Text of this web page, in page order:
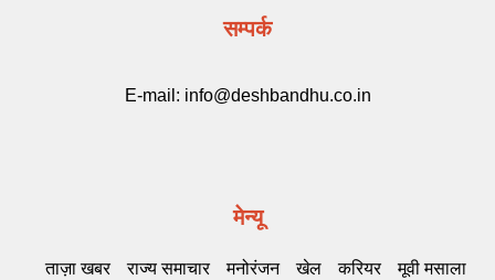
सम्पर्क
E-mail: info@deshbandhu.co.in
मेन्यू
ताज़ा खबर राज्य समाचार मनोरंजन खेल करियर मूवी मसाला